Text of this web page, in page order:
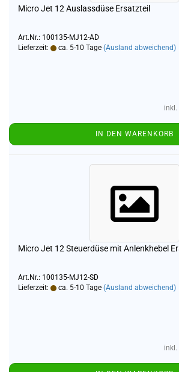
Micro Jet 12 Auslassdüse Ersatzteil
Art.Nr.: 100135-MJ12-AD
Lieferzeit:
ca. 5-10 Tage (Ausland abweichend)
inkl.
IN DEN WARENKORB
Micro Jet 12 Steuerdüse mit Anlenkhebel
Art.Nr.: 100135-MJ12-SD
Lieferzeit:
ca. 5-10 Tage (Ausland abweichend)
inkl.